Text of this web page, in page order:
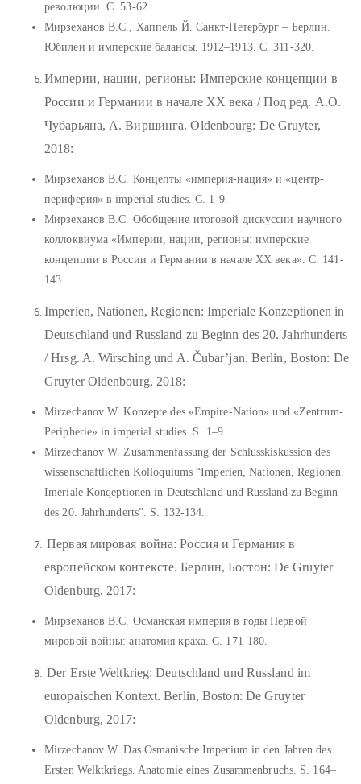
революции. С. 53-62.
Мирзеханов В.С., Хаппель Й. Санкт-Петербург – Берлин.
Юбилеи и имперские балансы. 1912–1913. С. 311-320.
Империи, нации, регионы: Имперские концепции в
России и Германии в начале ХХ века / Под ред. А.О.
Чубарьяна, А. Виршинга. Oldenbourg: De Gruyter,
2018:
Мирзеханов В.С. Концепты «империя-нация» и «центр-
периферия» в imperial studies. С. 1-9.
Мирзеханов В.С. Обобщение итоговой дискуссии научного
коллоквиума «Империи, нации, регионы: имперские
концепции в России и Германии в начале XX века». С. 141-
143.
Imperien, Nationen, Regionen: Imperiale Konzeptionen in
Deutschland und Russland zu Beginn des 20. Jahrhunderts
/ Hrsg. A. Wirsching und A. Čubar’jan. Berlin, Boston: De
Gruyter Oldenbourg, 2018:
Mirzechanov W. Konzepte des «Empire-Nation» und «Zentrum-
Peripherie» in imperial studies. S. 1–9.
Mirzechanov W. Zusammenfassung der Schlusskiskussion des
wissenschaftlichen Kolloquiums “Imperien, Nationen, Regionen.
Imeriale Konqeptionen in Deutschland und Russland zu Beginn
des 20. Jahrhunderts”. S. 132-134.
Первая мировая война: Россия и Германия в
европейском контексте. Берлин, Бостон: De Gruyter
Oldenburg, 2017:
Мирзеханов В.С. Османская империя в годы Первой
мировой войны: анатомия краха. С. 171-180.
Der Erste Weltkrieg: Deutschland und Russland im
europaischen Kontext. Berlin, Boston: De Gruyter
Oldenburg, 2017:
Mirzechanov W. Das Osmanische Imperium in den Jahren des
Ersten Welktkriegs. Anatomie eines Zusammenbruchs. S. 164–